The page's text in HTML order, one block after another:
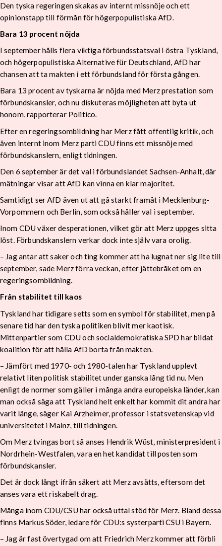
Den tyska regeringen skakas av internt missnöje och ett
opinionstapp till förmån för högerpopulistiska AfD.
Bara 13 procent nöjda
I september hålls flera viktiga förbundsstatsval i östra Tyskland,
och högerpopulistiska Alternative für Deutschland, AfD har
chansen att ta makten i ett förbundsland för första gången.
Bara 13 procent av tyskarna är nöjda med Merz prestation som
förbundskansler, och nu diskuteras möjligheten att byta ut
honom, rapporterar Politico.
Efter en regeringsombildning har Merz fått offentlig kritik, och
även internt inom Merz parti CDU finns ett missnöje med
förbundskanslern, enligt tidningen.
Den 6 september är det val i förbundslandet Sachsen-Anhalt, där
mätningar visar att AfD kan vinna en klar majoritet.
Samtidigt ser AfD även ut att gå starkt framåt i Mecklenburg-
Vorpommern och Berlin, som också håller val i september.
Inom CDU växer desperationen, vilket gör att Merz uppges sitta
löst. Förbundskanslern verkar dock inte själv vara orolig.
– Jag antar att saker och ting kommer att ha lugnat ner sig lite till
september, sade Merz förra veckan, efter jättebråket om en
regeringsombildning.
Från stabilitet till kaos
Tyskland har tidigare setts som en symbol för stabilitet, men på
senare tid har den tyska politiken blivit mer kaotisk.
Mittenpartier som CDU och socialdemokratiska SPD har bildat
koalition för att hålla AfD borta från makten.
– Jämfört med 1970- och 1980-talen har Tyskland upplevt
relativt liten politisk stabilitet under ganska lång tid nu. Men
enligt de normer som gäller i många andra europeiska länder, kan
man också säga att Tyskland helt enkelt har kommit dit andra har
varit länge, säger Kai Arzheimer, professor i statsvetenskap vid
universitetet i Mainz, till tidningen.
Om Merz tvingas bort så anses Hendrik Wüst, ministerpresident i
Nordrhein-Westfalen, vara en het kandidat till posten som
förbundskansler.
Det är dock långt ifrån säkert att Merz avsätts, eftersom det
anses vara ett riskabelt drag.
Många inom CDU/CSU har också uttal stöd för Merz. Bland dessa
finns Markus Söder, ledare för CDU:s systerparti CSU i Bayern.
– Jag är fast övertygad om att Friedrich Merz kommer att förbli